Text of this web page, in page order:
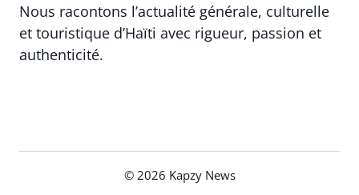
Nous racontons l’actualité générale, culturelle
et touristique d’Haïti avec rigueur, passion et
authenticité.
© 2026 Kapzy News